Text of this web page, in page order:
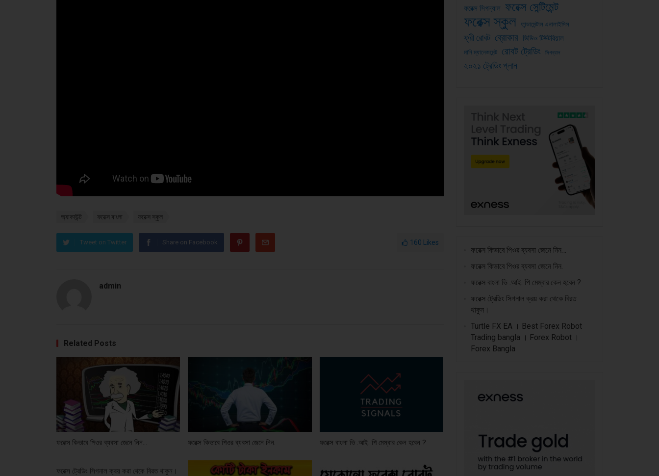
অ্যাকাউন্ট ফরেক্স বাংলা ফরেক্স স্কুল
Tweet on Twitter Share on Facebook 160 Likes
admin
Related Posts
ফরেক্স কিভাবে পিওর ব্যবসা জেনে নিন… ফরেক্স কিভাবে পিওর ব্যবসা জেনে নিন. ফরেক্স বাংলা ভি .আই. পি মেম্বার কেন হবেন ?
ফরেক্স ট্রেডিং সিগনাল ক্রয় করা থেকে বিরত থাকুন।
ফরেক্স সিগন্যাল ফরেক্স সেন্টিমেন্ট
ফরেক্স স্কুল ফান্ডামেন্টাল এনালাইসিস
ফ্রী রোবট ব্রোকার ভিডিও টিউটরিয়াল
মানি ম্যানেজমেন্ট রোবট ট্রেডিং সিগন্যাল
২০২১ ট্রেডিং প্লান
ফরেক্স কিভাবে পিওর ব্যবসা জেনে নিন…
ফরেক্স কিভাবে পিওর ব্যবসা জেনে নিন.
ফরেক্স বাংলা ভি .আই. পি মেম্বার কেন হবেন ?
ফরেক্স ট্রেডিং সিগনাল ক্রয় করা থেকে বিরত
থাকুন।
Turtle FX EA । Best Forex Robot
Trading bangla । Forex Robot ।
Forex Bangla